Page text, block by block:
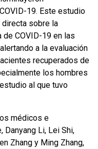
19. Este estudio
directa sobre la
COVID-19 en las
a la evaluación
recuperados de
los hombres
al que tuvo
médicos e
Danyang Li, Lei Shi,
Zhang y Ming Zhang,